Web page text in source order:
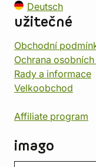
Deutsch
užitečné
Obchodní
Ochrana
Rady a informace
Velkoobchod
Affiliate program
imago